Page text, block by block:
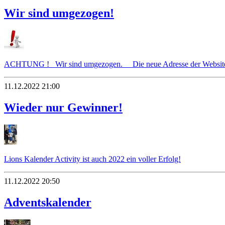
Wir sind umgezogen!
ACHTUNG ! Wir sind umgezogen. Die neue Adresse der
11.12.2022 21:00
Wieder nur Gewinner!
Lions Kalender Activity ist auch 2022 ein voller Erfolg!
11.12.2022 20:50
Adventskalender